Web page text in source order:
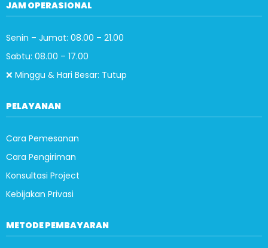
JAM OPERASIONAL
Senin – Jumat: 08.00 – 21.00
Sabtu: 08.00 – 17.00
❌ Minggu & Hari Besar: Tutup
PELAYANAN
Cara Pemesanan
Cara Pengiriman
Konsultasi Project
Kebijakan Privasi
METODE PEMBAYARAN